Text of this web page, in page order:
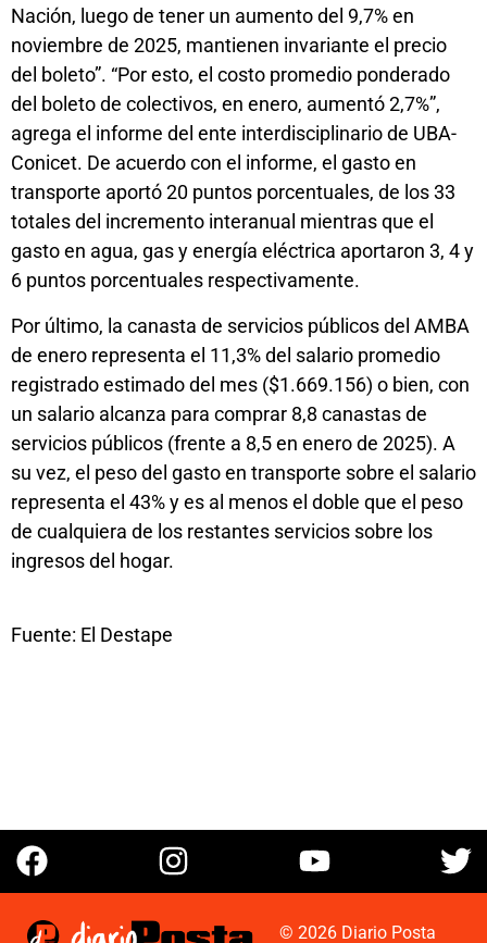
Nación, luego de tener un aumento del 9,7% en
noviembre de 2025, mantienen invariante el precio
del boleto”. “Por esto, el costo promedio ponderado
del boleto de colectivos, en enero, aumentó 2,7%”,
agrega el informe del ente interdisciplinario de UBA-
Conicet. De acuerdo con el informe, el gasto en
transporte aportó 20 puntos porcentuales, de los 33
totales del incremento interanual mientras que el
gasto en agua, gas y energía eléctrica aportaron 3, 4 y
6 puntos porcentuales respectivamente.
Por último, la canasta de servicios públicos del AMBA
de enero representa el 11,3% del salario promedio
registrado estimado del mes ($1.669.156) o bien, con
un salario alcanza para comprar 8,8 canastas de
servicios públicos (frente a 8,5 en enero de 2025). A
su vez, el peso del gasto en transporte sobre el salario
representa el 43% y es al menos el doble que el peso
de cualquiera de los restantes servicios sobre los
ingresos del hogar.
Fuente: El Destape
© 2026 Diario Posta